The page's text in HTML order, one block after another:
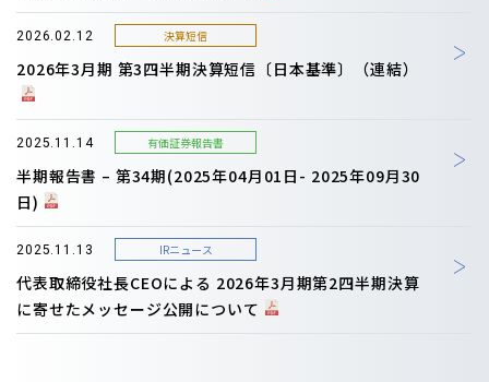
2026.02.12 決算短信
2026年3月期 第3四半期決算短信〔日本基準〕（連結）
2025.11.14 有価証券報告書
半期報告書 – 第34期(2025年04月01日- 2025年09月30
日)
2025.11.13 IRニュース
代表取締役社長CEOによる 2026年3月期第2四半期決算
に寄せたメッセージ公開について